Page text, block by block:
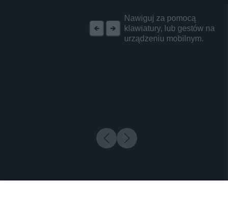
Nawiguj za pomocą
klawiatury, lub gestów na
urządzeniu mobilnym.